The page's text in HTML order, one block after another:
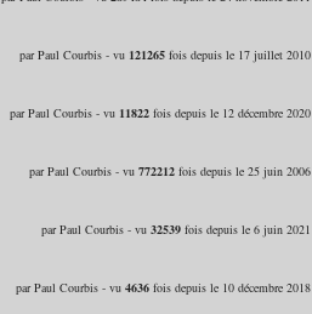
par Paul Courbis - vu 121265fois depuis le 17 juillet 2010
par Paul Courbis - vu 11822fois depuis le 12 décembre 2020
par Paul Courbis - vu 772212fois depuis le 25 juin 2006
par Paul Courbis - vu 32539fois depuis le 6 juin 2021
par Paul Courbis - vu 4636fois depuis le 10 décembre 2018